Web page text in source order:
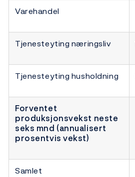
Varehandel
Tjenesteyting næringsliv
Tjenesteyting husholdning
Forventet
produksjonsvekst neste
seks mnd (annualisert
prosentvis vekst)
Samlet